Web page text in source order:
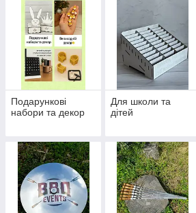
Подарункові
набори та декор
Для школи та
дітей